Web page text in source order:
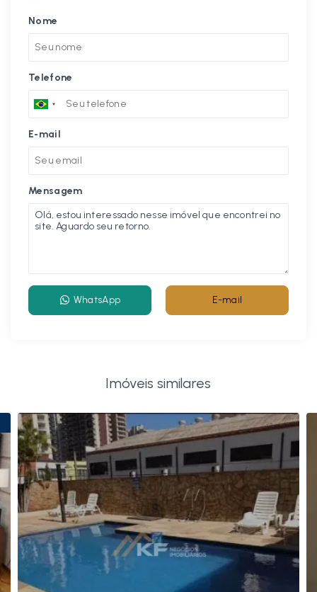
Nome
Telefone
E-mail
Mensagem
WhatsApp E-mail
Imóveis similares